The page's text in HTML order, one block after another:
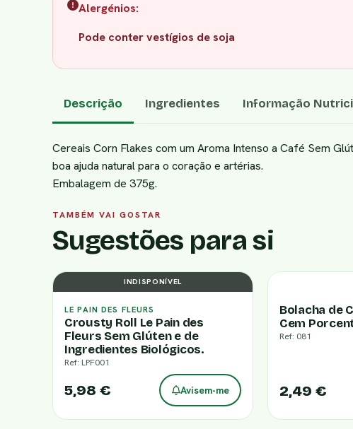
Alergénios:
Pode conter vestígios de soja
Descrição Ingredientes Informação
Cereais Corn Flakes com um Aroma Intenso a Café Sem
boa ajuda natural para o coração e artérias.
Embalagem de 375g.
TAMBÉM VAI GOSTAR
Sugestões para si
INDISPONÍVEL
LE PAIN DES FLEURS
Crousty Roll Le Pain des
Fleurs Sem Glúten e de
Ingredientes Biológicos.
Ref: LPF001
5,98 € Avisem-me
Bolacha de
Cem
Ref: 081
2,49 €